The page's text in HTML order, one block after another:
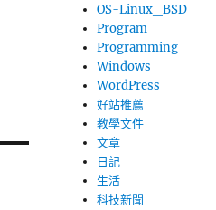
OS-Linux_BSD
Program
Programming
Windows
WordPress
好站推薦
教學文件
文章
日記
生活
科技新聞